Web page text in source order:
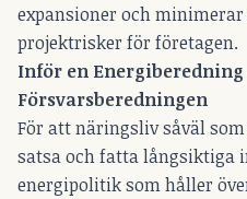
expansioner och
projektrisker för företagen.
Inför en
Försvarsberedningen
För att näringsliv såväl
satsa och fatta långsiktiga
energipolitik som håller